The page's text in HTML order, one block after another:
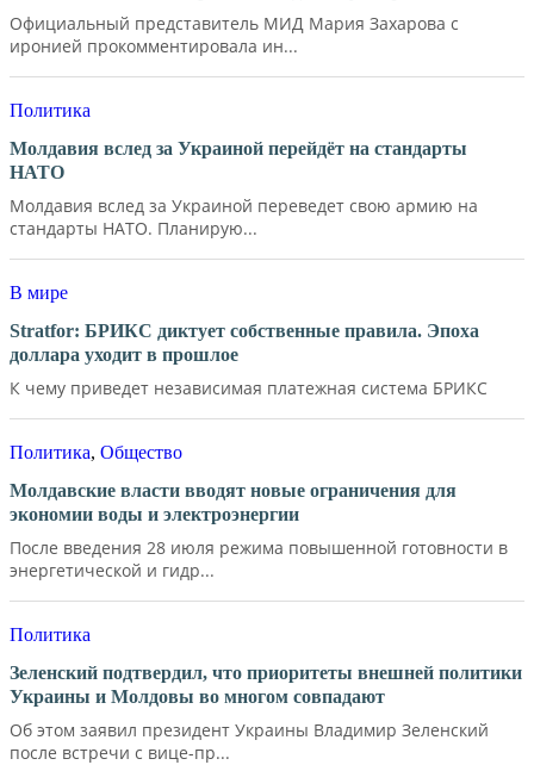
Официальный представитель МИД Мария Захарова с
иронией прокомментировала ин...
Политика
Молдавия вслед за Украиной перейдёт на стандарты
НАТО
Молдавия вслед за Украиной переведет свою армию на
стандарты НАТО. Планирую...
В мире
Stratfor: БРИКС диктует собственные правила. Эпоха
доллара уходит в прошлое
К чему приведет независимая платежная система БРИКС
Политика, Общество
Молдавские власти вводят новые ограничения для
экономии воды и электроэнергии
После введения 28 июля режима повышенной готовности в
энергетической и гидр...
Политика
Зеленский подтвердил, что приоритеты внешней политики
Украины и Молдовы во многом совпадают
Об этом заявил президент Украины Владимир Зеленский
после встречи с вице-пр...